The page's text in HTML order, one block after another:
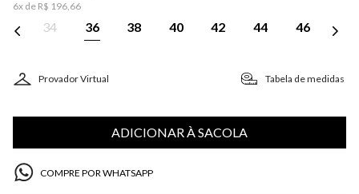
6x de R$ 196,66
34 36 38 40 42 44 46
Provador Virtual Tabela de medidas
ADICIONAR À SACOLA
COMPRE POR WHATSAPP